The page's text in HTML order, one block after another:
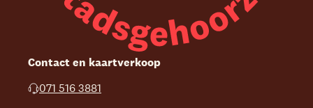
Contact en kaartverkoop
071 516 3881